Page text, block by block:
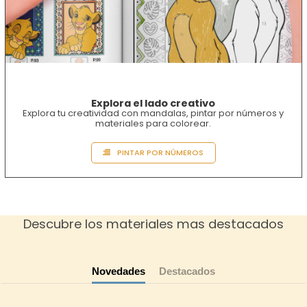
Explora el lado creativo
Explora tu creatividad con mandalas, pintar por números y
materiales para colorear.
PINTAR POR NÚMEROS
Descubre los materiales mas destacados
Novedades Destacados